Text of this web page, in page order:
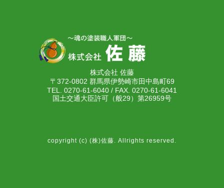
株式会社 佐藤
〒372-0802 群馬県伊勢崎市田中島町69
TEL. 0270-61-6040 / FAX. 0270-61-6041
国土交通大臣許可（般29）第26959号
copyright (c) (株)佐藤. Allrights reserved.